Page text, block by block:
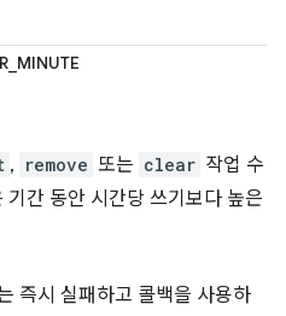
, remove 또는 clear 작업 수
간 동안 시간당 쓰기보다 높은
즉시 실패하고 콜백을 사용하